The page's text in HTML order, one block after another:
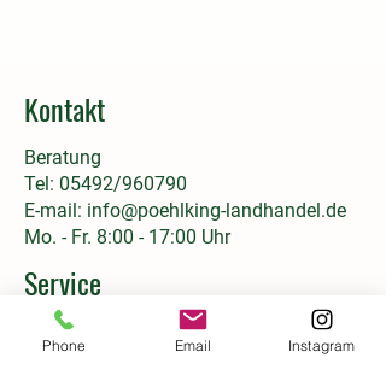
Kontakt
Beratung
Tel: 05492/960790
E-mail: info@poehlking-landhandel.de
Mo. - Fr. 8:00 - 17:00 Uhr
Service
Versand & Lieferung
Zahlungsbedingungen
Phone Email Instagram